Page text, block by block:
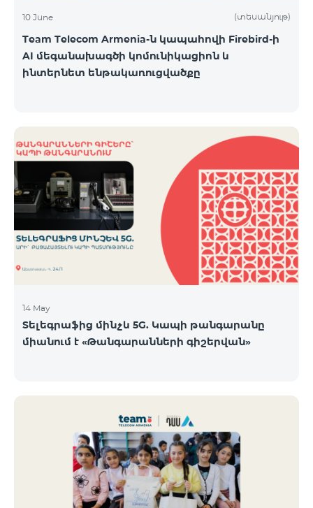
10 June (տեսանյութ)
Team Telecom Armenia-ն կապահովի Firebird-ի
AI մեգանախագծի կոմունիկացիոն և
ինտերնետ ենթակառուցվածքը
14 May
Տելեգրաֆից մինչև 5G. Կապի թանգարանը
միանում է «Թանգարանների գիշերվան»